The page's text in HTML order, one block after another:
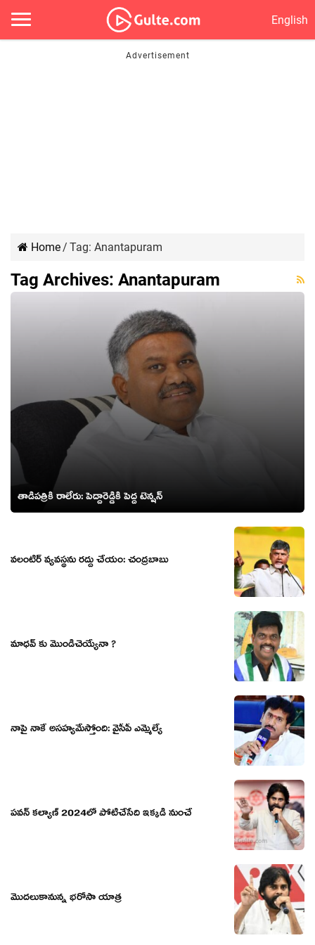
English
Home/ Tag: Anantapuram
Tag Archives: Anantapuram
తాడిప‌త్రికి రాలేరు: పెద్దారెడ్డికి పెద్ద టెన్ష‌న్‌
వ‌లంటీర్ వ్య‌వ‌స్థ‌ను ర‌ద్దు చేయం: చంద్ర‌బాబు
మాధవ్ కు మొండిచెయ్యేనా ?
నాపై నాకే అస‌హ్య‌మేస్తోంది: వైసీపీ ఎమ్మెల్యే
పవన్ కల్యాణ్ 2024లో పోటీచేసేది ఇక్కడి నుంచే
మొదలుకానున్న భరోసా యాత్ర